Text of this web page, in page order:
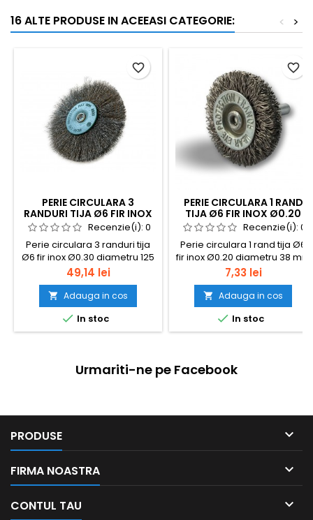
16 ALTE PRODUSE IN ACEEASI CATEGORIE: >
<
PERIE CIRCULARA 3
RANDURI TIJA Ø6 FIR INOX
Ø0.30 DIAMETRU 125 MM
Recenzie(i): 0
Perie circulara 3 randuri tija
Ø6 fir inox Ø0.30 diametru 125
mm
Pret
49,14 lei
 Adauga in cos
 In stoc
favorite_border
PERIE CIRCULARA 1 RAND
TIJA Ø6 FIR INOX Ø0.20
DIAMETRU 38 MM
Recenzie(i): 0
Perie circulara 1 rand tija Ø6
fir inox Ø0.20 diametru 38 mm
Pret
7,33 lei
 Adauga in cos
 In stoc
favorite_border
Urmariti-ne pe Facebook
PRODUSE 
FIRMA NOASTRA 
CONTUL TAU 